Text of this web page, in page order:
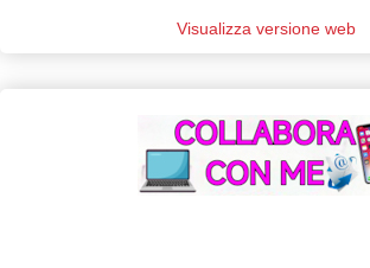
Visualizza versione web